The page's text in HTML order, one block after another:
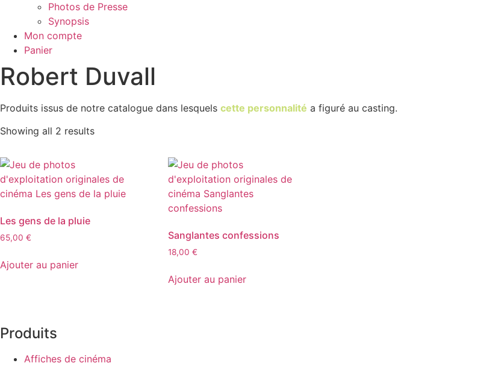
Photos de Presse
Synopsis
Mon compte
Panier
Robert Duvall
Produits issus de notre catalogue dans lesquels cette personnalité a figuré au casting.
Showing all 2 results
Les gens de la pluie
65,00 €
Ajouter au panier
Sanglantes confessions
18,00 €
Ajouter au panier
Produits
Affiches de cinéma